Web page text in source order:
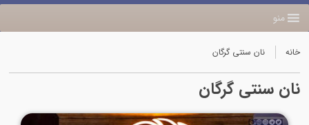
منو
خانه نان سنتی گرگان
نان سنتی گرگان